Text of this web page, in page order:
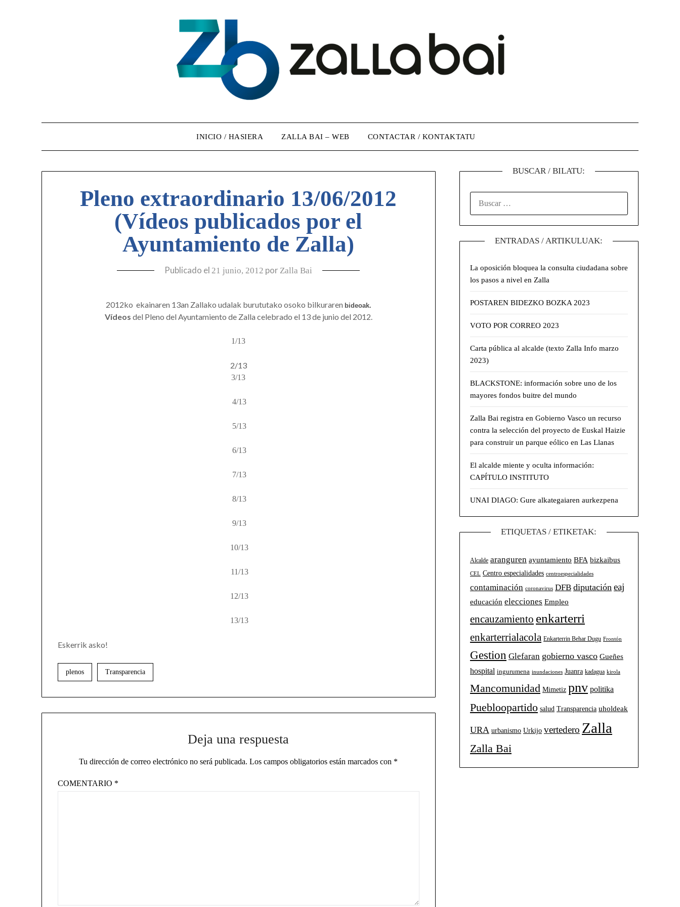
INICIO / HASIERA ZALLA BAI – WEB CONTACTAR / KONTAKTATU
Pleno extraordinario 13/06/2012
(Vídeos publicados por el
Ayuntamiento de Zalla)
Publicado el 21 junio, 2012 por Zalla Bai
2012ko ekainaren 13an Zallako udalak burututako osoko bilkuraren bideoak.
Vídeos del Pleno del Ayuntamiento de Zalla celebrado el 13 de junio del 2012.
1/13
2/13
3/13
4/13
5/13
6/13
7/13
8/13
9/13
10/13
11/13
12/13
13/13
Eskerrik asko!
plenos Transparencia
Deja una respuesta
Tu dirección de correo electrónico no será publicada. Los campos obligatorios están marcados con *
COMENTARIO *
BUSCAR / BILATU:
ENTRADAS / ARTIKULUAK:
La oposición bloquea la consulta ciudadana sobre
los pasos a nivel en Zalla
POSTAREN BIDEZKO BOZKA 2023
VOTO POR CORREO 2023
Carta pública al alcalde (texto Zalla Info marzo
2023)
BLACKSTONE: información sobre uno de los
mayores fondos buitre del mundo
Zalla Bai registra en Gobierno Vasco un recurso
contra la selección del proyecto de Euskal Haizie
para construir un parque eólico en Las Llanas
El alcalde miente y oculta información:
CAPÍTULO INSTITUTO
UNAI DIAGO: Gure alkategaiaren aurkezpena
ETIQUETAS / ETIKETAK:
Alcalde aranguren ayuntamiento BFA bizkaibus
CEL Centro especialidades centroespecialidades
contaminación coronavirus DFB diputación eaj
educación elecciones Empleo
encauzamiento enkarterri
enkarterrialacola Enkarterrin Behar Dugu Frontón
Gestion Glefaran gobierno vasco Gueñes
hospital ingurumena inundaciones Juanra kadagua kirola
Mancomunidad Mimetiz pnv politika
Puebloopartido salud Transparencia uholdeak
URA urbanismo Urkijo vertedero Zalla
Zalla Bai